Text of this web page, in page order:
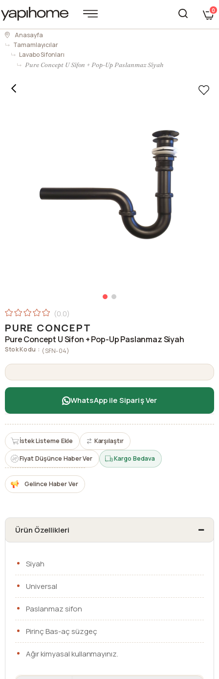
0
Anasayfa
Tamamlayıcılar
Lavabo Sifonları
Pure Concept U Sifon + Pop-Up Paslanmaz Siyah
0.0
PURE CONCEPT
Pure Concept U Sifon + Pop-Up Paslanmaz Siyah
Stok Kodu (SFN-04)
WhatsApp ile Sipariş Ver
İstek Listeme Ekle Karşılaştır
Fiyat Düşünce Haber Ver Kargo Bedava
Gelince Haber Ver
Ürün Özellikleri
Siyah
Universal
Paslanmaz sifon
Pirinç Bas-aç süzgeç
Ağır kimyasal kullanmayınız.